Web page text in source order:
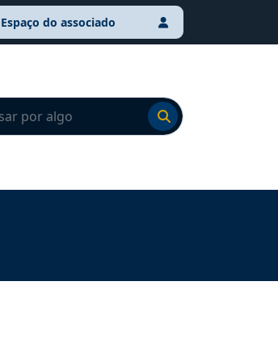
Espaço do associado
Ir para o resultado